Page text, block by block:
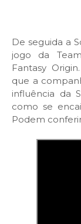
De seguida a
jogo da
Fantasy
que a
influência da
como se
Podem